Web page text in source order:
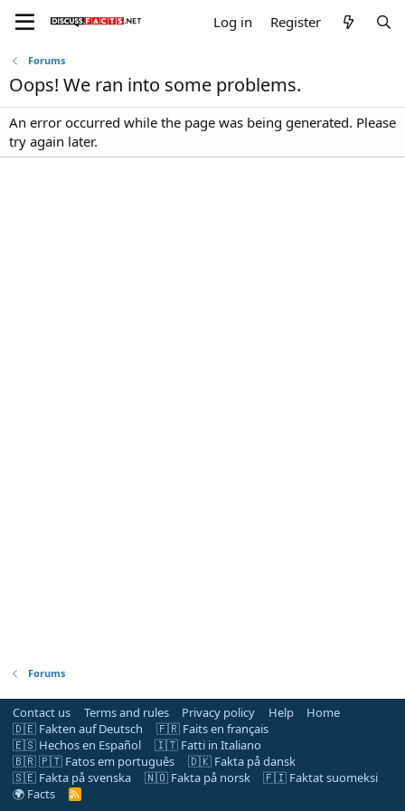
Log in Register
Forums
Oops! We ran into some problems.
An error occurred while the page was being generated. Please
try again later.
Forums
Contact us Terms and rules Privacy policy Help
Home
🇩🇪 Fakten auf Deutsch
🇫🇷 Faits en français
🇪🇸 Hechos en Español
🇮🇹 Fatti in Italiano
🇧🇷 🇵🇹 Fatos em português
🇩🇰 Fakta på dansk
🇸🇪 Fakta på svenska
🇳🇴 Fakta på norsk
🇫🇮 Faktat suomeksi
🌍 Facts
R